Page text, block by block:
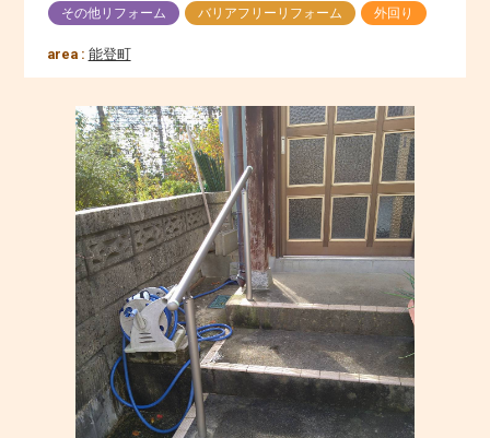
その他リフォーム
バリアフリーリフォーム 外回り
area : 能登町